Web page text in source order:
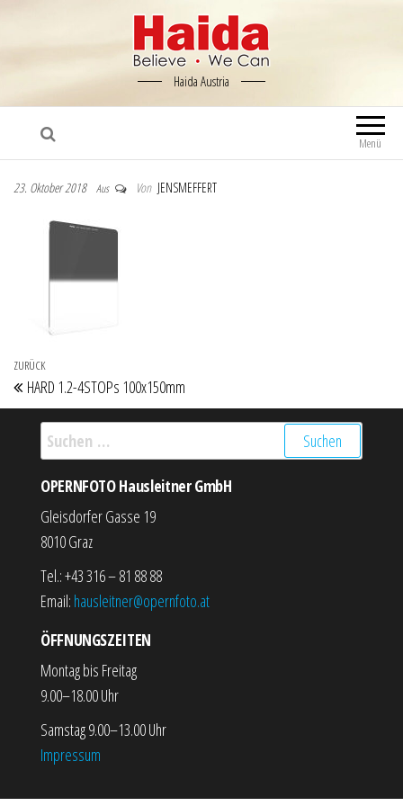
Haida Austria
Menü
23. Oktober 2018 Aus Von JENSMEFFERT
Beitragsnavigation
Vorheriger Beitrag
ZURÜCK
HARD 1.2-4STOPs 100x150mm
Suchen nach:
OPERNFOTO Hausleitner GmbH
Gleisdorfer Gasse 19
8010 Graz
Tel.: +43 316 – 81 88 88
Email: hausleitner@opernfoto.at
ÖFFNUNGSZEITEN
Montag bis Freitag
9.00–18.00 Uhr
Samstag 9.00–13.00 Uhr
Impressum